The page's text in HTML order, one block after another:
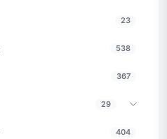
23
538
367
29
404